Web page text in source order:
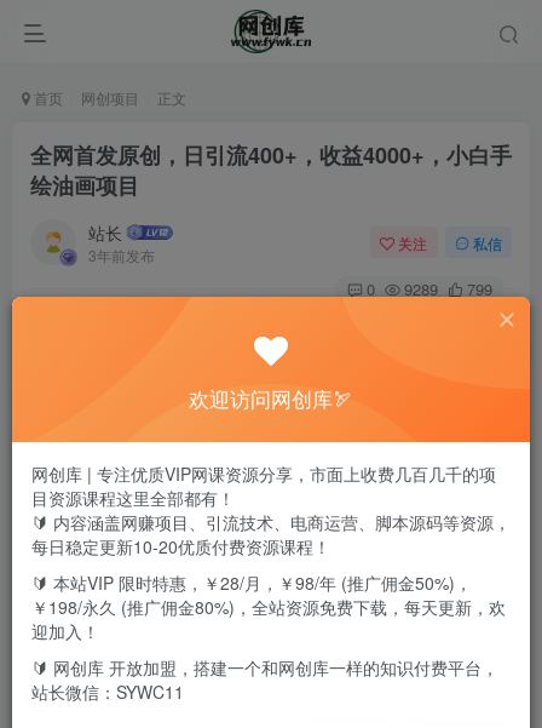
首页 网创项目 正文
全网首发原创，日引流400+，收益4000+，小白手
绘油画项目
站长
3年前发布
关注 私信
0 9289 799
本项目教大家如何制作超级逼真的手绘油画风格的图片，并
手把手教大家如何制作精美的原创短视频，大家可以上传多
个视频平台，流量爆到爽。项目课程内还教大家如果搭建该
项目的直播间以扩大收益，大家可以自行选择00 成品展示01
项目简介及需求02 软件安装教程03 转油画操作04 短视频制
欢迎访问网创库🏹
网创库 | 专注优质VIP网课资源分享，市面上收费几百几千的项
目资源课程这里全部都有！
🔰 内容涵盖网赚项目、引流技术、电商运营、脚本源码等资源，
每日稳定更新10-20优质付费资源课程！
🔰 本站VIP 限时特惠，￥28/月，￥98/年 (推广佣金50%)，
￥198/永久 (推广佣金80%)，全站资源免费下载，每天更新，欢
迎加入！
🔰 网创库 开放加盟，搭建一个和网创库一样的知识付费平台，
站长微信：SYWC11